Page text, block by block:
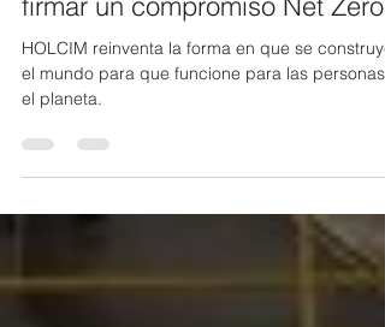
Holcim, primera en el mundo en
firmar un compromiso Net Zero.
HOLCIM reinventa la forma en que se construye
el planeta.